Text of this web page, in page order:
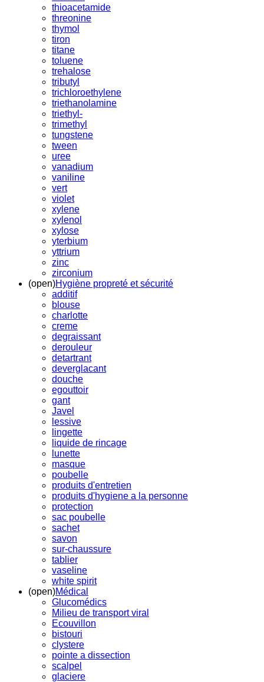
thioacetamide
threonine
thymol
tiron
titane
toluene
trehalose
tributyl
trichloroethylene
triethanolamine
triethyl-
trimethyl
tungstene
tween
uree
vanadium
vaniline
vert
violet
xylene
xylenol
xylose
yterbium
yttrium
zinc
zirconium
(open)Hygiène propreté et sécurité
additif
blouse
charlotte
creme
degraissant
derouleur
detartrant
deverglacant
douche
egouttoir
gant
Javel
lessive
lingette
liquide de rincage
lunette
masque
poubelle
produits d'entretien
produits d'hygiene a la personne
protection
sac poubelle
sachet
savon
sur-chaussure
tablier
vaseline
white spirit
(open)Médical
Glucomédics
Milieu de transport viral
Ecouvillon
bistouri
clystere
pointe a dissection
scalpel
glaciere